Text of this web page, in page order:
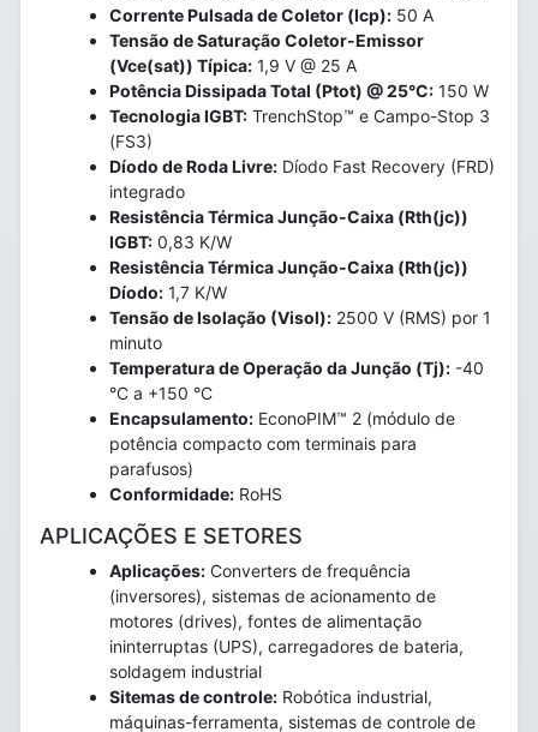
Corrente Pulsada de Coletor (Icp): 50 A
Tensão de Saturação Coletor-Emissor
(Vce(sat)) Típica: 1,9 V @ 25 A
Potência Dissipada Total (Ptot) @ 25°C: 150 W
Tecnologia IGBT: TrenchStop™ e Campo-Stop 3
(FS3)
Díodo de Roda Livre: Díodo Fast Recovery (FRD)
integrado
Resistência Térmica Junção-Caixa (Rth(jc))
IGBT: 0,83 K/W
Resistência Térmica Junção-Caixa (Rth(jc))
Díodo: 1,7 K/W
Tensão de Isolação (Visol): 2500 V (RMS) por 1
minuto
Temperatura de Operação da Junção (Tj): -40
°C a +150 °C
Encapsulamento: EconoPIM™ 2 (módulo de
potência compacto com terminais para
parafusos)
Conformidade: RoHS
APLICAÇÕES E SETORES
Aplicações: Converters de frequência
(inversores), sistemas de acionamento de
motores (drives), fontes de alimentação
ininterruptas (UPS), carregadores de bateria,
soldagem industrial
Sitemas de controle: Robótica industrial,
máquinas-ferramenta, sistemas de controle de